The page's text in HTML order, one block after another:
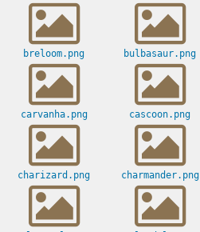
breloom.png bulbasaur.png
carvanha.png cascoon.png
charizard.png charmander.png